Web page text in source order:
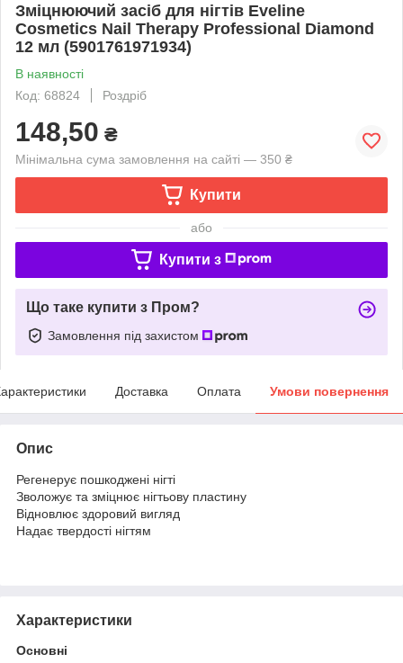
Зміцнюючий засіб для нігтів Eveline
Cosmetics Nail Therapy Professional Diamond
12 мл (5901761971934)
В наявності
Код: 68824
Роздріб
148,50 ₴
Мінімальна сума замовлення на сайті — 350 ₴
Купити
або
Купити з
Що таке купити з Пром?
Замовлення під захистом
Доставка Оплата Умови повернення
Опис
Регенерує пошкоджені нігті
Зволожує та зміцнює нігтьову пластину
Відновлює здоровий вигляд
Надає твердості нігтям
Характеристики
Основні